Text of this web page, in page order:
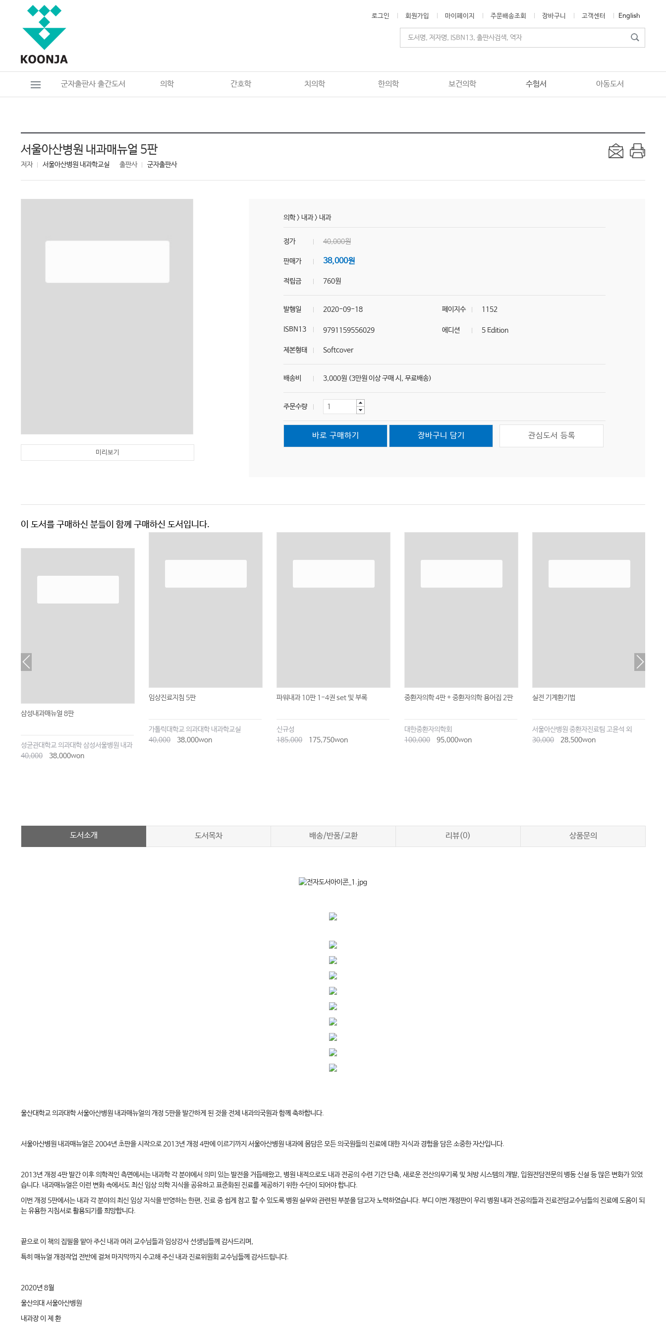
로그인 회원가입 마이페이지 주문배송조회 장바구니 고객센터 English
군자출판사 출간도서 의학 간호학 치의학 한의학 보건의학 수험서 아동도서
서울아산병원 내과매뉴얼 5판
저자 서울아산병원 내과학교실 출판사 군자출판사
미리보기
의학> 내과> 내과
정가 40,000원
판매가 38,000원
적립금 760원
발행일 2020-09-18 페이지수 1152
ISBN13 9791159556029 에디션 5 Edition
제본형태 Softcover
배송비 3,000원 (3만원 이상 구매 시, 무료배송)
주문수량
바로 구매하기 장바구니 담기 관심도서 등록
이 도서를 구매하신 분들이 함께 구매하신 도서입니다.
삼성내과매뉴얼 8판
성균관대학교 의과대학 삼성서울병원 내과
40,000
38,000won
임상진료지침 5판
가톨릭대학교 의과대학 내과학교실
40,000
38,000won
파워내과 10판 1-4권 set 및 부록
신규성
185,000
175,750won
중환자의학 4판 + 중환자의학 용어집 2판
대한중환자의학회
100,000
95,000won
실전 기계환기법
서울아산병원 중환자진료팀 고윤석 외
30,000
28,500won
도서소개 도서목차 배송/반품/교환 리뷰(0) 상품문의
울산대학교 의과대학 서울아산병원 내과매뉴얼의 개정 5판을 발간하게 된 것을 전체 내과의국원과 함께 축하합니다.
서울아산병원 내과매뉴얼은 2004년 초판을 시작으로 2013년 개정 4판에 이르기까지 서울아산병원 내과에 몸담은 모든 의국원들의 진료에 대한 지식과 경험을 담은 소중한 자산입니다.
2013년 개정 4판 발간 이후 의학적인 측면에서는 내과학 각 분야에서 의미 있는 발전을 거듭해왔고, 병원 내적으로도 내과 전공의 수련 기간 단축, 새로운 전산의무기록 및 처방 시스템의 개발, 입원전담전문의 병동 신설 등 많은 변화가 있었
습니다. 내과매뉴얼은 이런 변화 속에서도 최신 임상 의학 지식을 공유하고 표준화된 진료를 제공하기 위한 수단이 되어야 합니다.
이번 개정 5판에서는 내과 각 분야의 최신 임상 지식을 반영하는 한편, 진료 중 쉽게 참고할 수 있도록 병원 실무와 관련된 부분을 담고자 노력하였습니다. 부디 이번 개정판이 우리 병원 내과 전공의들과 진료전담교수님들의 진료에 도움이 되
는 유용한 지침서로 활용되기를 희망합니다.
끝으로 이 책의 집필을 맡아 주신 내과 여러 교수님들과 임상강사 선생님들께 감사드리며,
특히 매뉴얼 개정작업 전반에 걸쳐 마지막까지 수고해 주신 내과 진료위원회 교수님들께 감사드립니다.
2020년 8월
울산의대 서울아산병원
내과장 이 제 환